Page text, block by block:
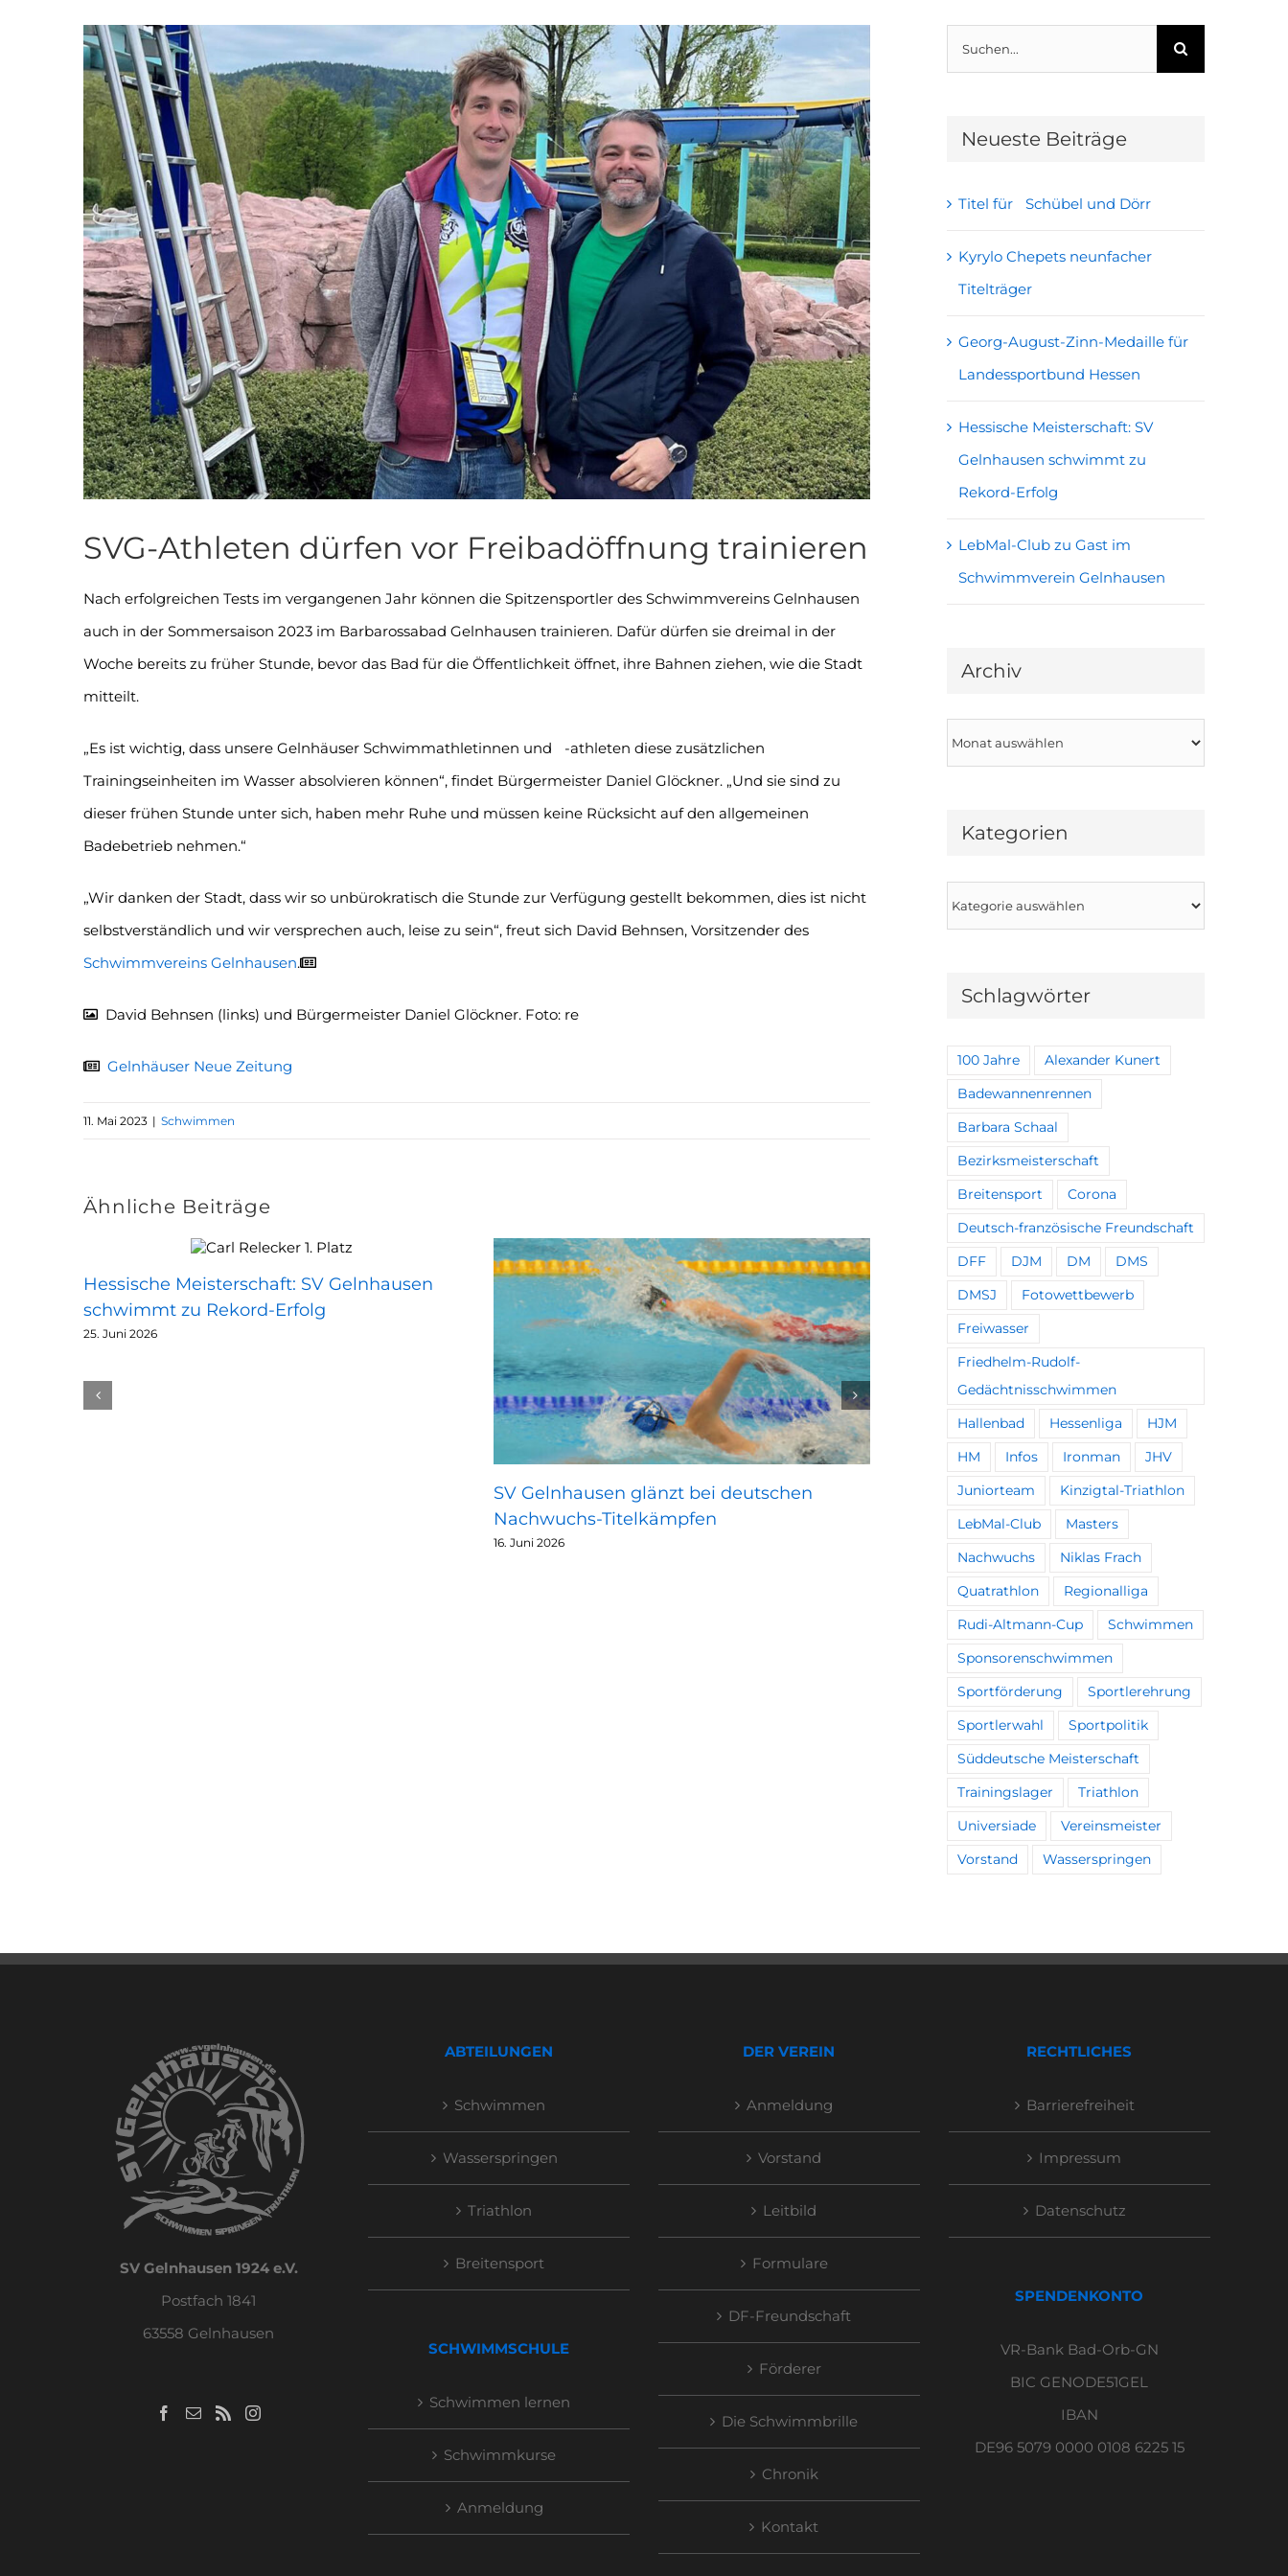
Zeige
grösseres
Bild
SVG-Athleten dürfen vor Freibadöffnung trainieren
Nach erfolgreichen Tests im vergangenen Jahr können die Spitzensportler des Schwimmvereins Gelnhausen
auch in der Sommersaison 2023 im Barbarossabad Gelnhausen trainieren. Dafür dürfen sie dreimal in der
Woche bereits zu früher Stunde, bevor das Bad für die Öffentlichkeit öffnet, ihre Bahnen ziehen, wie die Stadt
mitteilt.
„Es ist wichtig, dass unsere Gelnhäuser Schwimmathletinnen und -athleten diese zusätzlichen
Trainingseinheiten im Wasser absolvieren können“, findet Bürgermeister Daniel Glöckner. „Und sie sind zu
dieser frühen Stunde unter sich, haben mehr Ruhe und müssen keine Rücksicht auf den allgemeinen
Badebetrieb nehmen.“
„Wir danken der Stadt, dass wir so unbürokratisch die Stunde zur Verfügung gestellt bekommen, dies ist nicht
selbstverständlich und wir versprechen auch, leise zu sein“, freut sich David Behnsen, Vorsitzender des
Schwimmvereins Gelnhausen.
David Behnsen (links) und Bürgermeister Daniel Glöckner. Foto: re
Gelnhäuser Neue Zeitung
11. Mai 2023 | Schwimmen
Ähnliche Beiträge
Hessische Meisterschaft: SV Gelnhausen
schwimmt zu Rekord-Erfolg
25. Juni 2026
SV Gelnhausen glänzt bei deutschen
Nachwuchs-Titelkämpfen
16. Juni 2026
Kleines Team feiert große Erfolge
Suche
nach:
Neueste Beiträge
Titel für Schübel und Dörr
Kyrylo Chepets neunfacher
Titelträger
Georg-August-Zinn-Medaille für
Landessportbund Hessen
Hessische Meisterschaft: SV
Gelnhausen schwimmt zu
Rekord-Erfolg
LebMal-Club zu Gast im
Schwimmverein Gelnhausen
Archiv
Kategorien
Schlagwörter
100 Jahre Alexander Kunert
Badewannenrennen
Barbara Schaal
Bezirksmeisterschaft
Breitensport Corona
Deutsch-französische Freundschaft
DFF DJM DM DMS
DMSJ Fotowettbewerb
Freiwasser
Friedhelm-Rudolf-
Gedächtnisschwimmen
Hallenbad Hessenliga HJM
HM Infos Ironman JHV
Juniorteam Kinzigtal-Triathlon
LebMal-Club Masters
Nachwuchs Niklas Frach
Quatrathlon Regionalliga
Rudi-Altmann-Cup Schwimmen
Sponsorenschwimmen
Sportförderung Sportlerehrung
Sportlerwahl Sportpolitik
Süddeutsche Meisterschaft
Trainingslager Triathlon
Universiade Vereinsmeister
Vorstand Wasserspringen
SV Gelnhausen 1924 e.V.
Postfach 1841
63558 Gelnhausen
ABTEILUNGEN
Schwimmen
Wasserspringen
Triathlon
Breitensport
SCHWIMMSCHULE
Schwimmen lernen
Schwimmkurse
Anmeldung
DER VEREIN
Anmeldung
Vorstand
Leitbild
Formulare
DF-Freundschaft
Förderer
Die Schwimmbrille
Chronik
Kontakt
RECHTLICHES
Barrierefreiheit
Impressum
Datenschutz
SPENDENKONTO
VR-Bank Bad-Orb-GN
BIC GENODE51GEL
IBAN
DE96 5079 0000 0108 6225 15